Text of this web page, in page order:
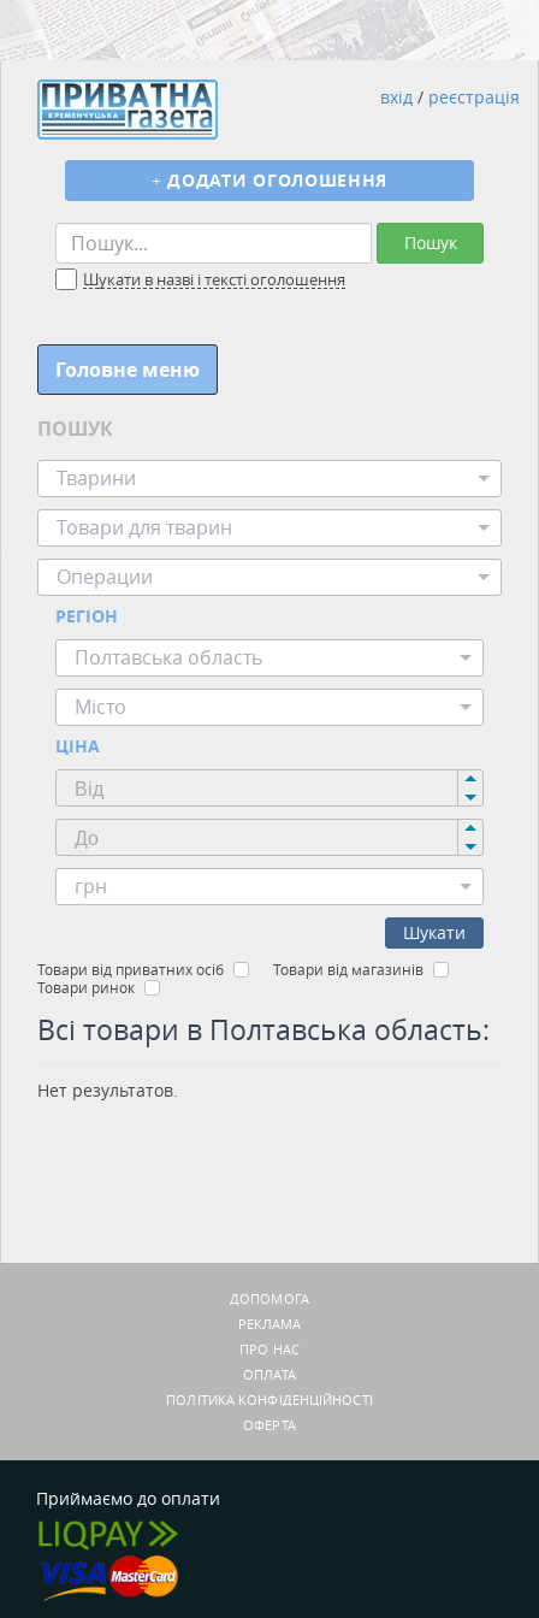
Пошук
Шукати в назві і тексті оголошення
+ ДОДАТИ ОГОЛОШЕННЯ
вхід / реєстрація
Головне меню
ПОШУК
Тварини
Товари для тварин
Операции
РЕГІОН
Полтавська область
Місто
ЦІНА
грн
Шукати
Товари від приватних осіб
Товари від магазинів
Товари ринок
Всі товари в Полтавська область:
Нет результатов.
ДОПОМОГА
РЕКЛАМА
ПРО НАС
ОПЛАТА
ПОЛІТИКА КОНФІДЕНЦІЙНОСТІ
ОФЕРТА
Приймаємо до оплати